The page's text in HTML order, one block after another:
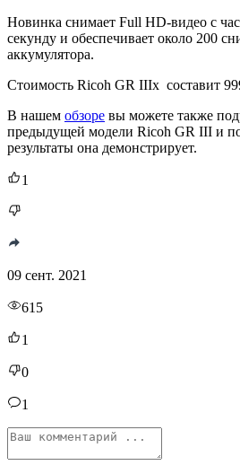
Новинка снимает Full HD-видео с
секунду и обеспечивает около 200
аккумулятора.
Стоимость Ricoh GR IIIx составит
В нашем обзоре вы можете также
предыдущей модели Ricoh GR III и
результаты она демонстрирует.
1
09 сент. 2021
615
1
0
1